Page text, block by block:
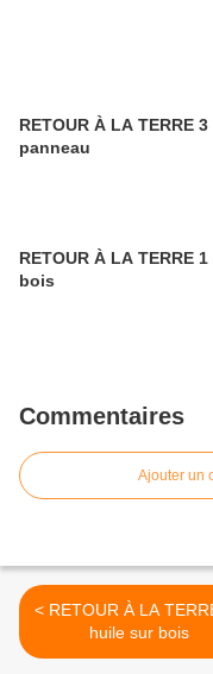
RETOUR À LA TERRE
panneau
RETOUR À LA TERRE
bois
Commentaires
Ajouter un
< RETOUR À LA TERRE 1 :
huile sur bois